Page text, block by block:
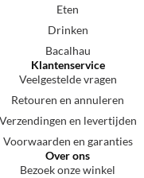
Eten
Drinken
Bacalhau
Klantenservice
Veelgestelde vragen
Retouren en annuleren
Verzendingen en levertijden
Voorwaarden en garanties
Over ons
Bezoek onze winkel